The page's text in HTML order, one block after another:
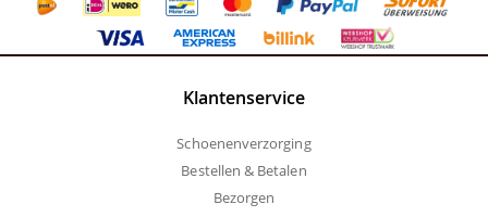
Klantenservice
Schoenenverzorging
Bestellen & Betalen
Bezorgen